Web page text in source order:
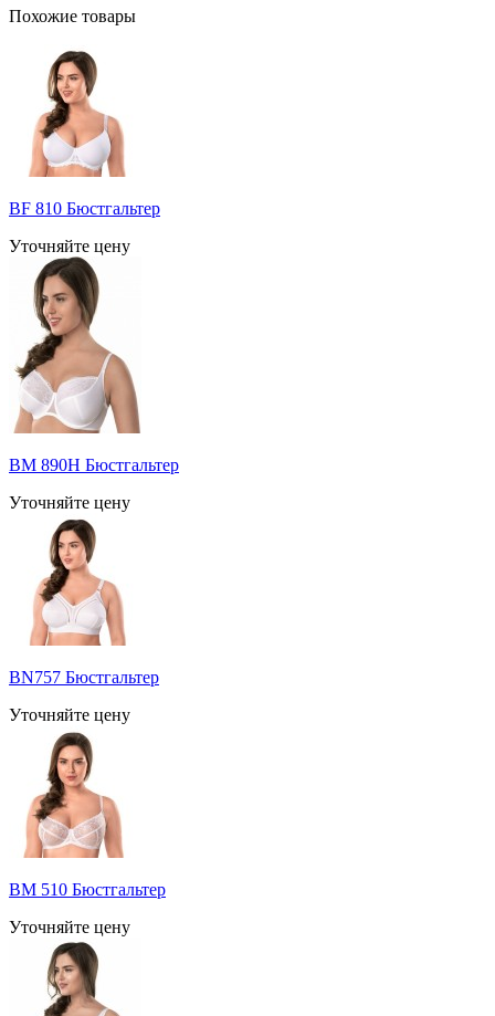
Похожие товары
BF 810 Бюстгальтер
Уточняйте цену
BM 890H Бюстгальтер
Уточняйте цену
BN757 Бюстгальтер
Уточняйте цену
BM 510 Бюстгальтер
Уточняйте цену